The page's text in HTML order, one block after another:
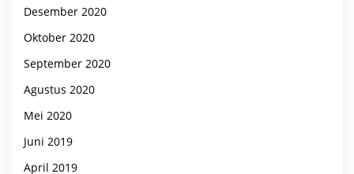
Desember 2020
Oktober 2020
September 2020
Agustus 2020
Mei 2020
Juni 2019
April 2019